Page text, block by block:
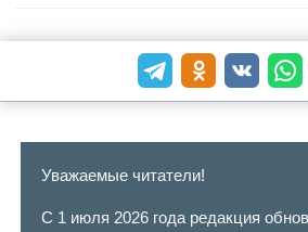
Уважаемые читатели!
С 1 июля 2026 года редакция